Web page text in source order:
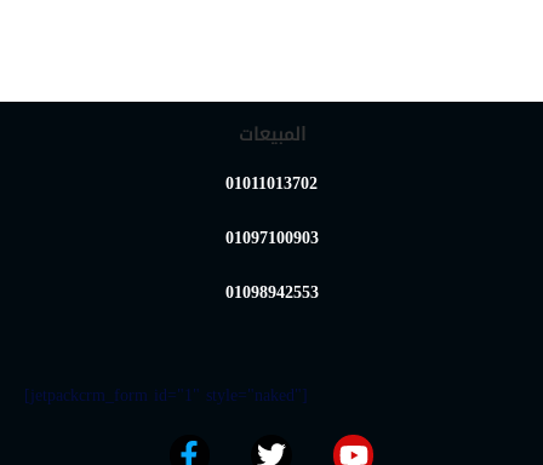
المبيعات
01011013702
01097100903
01098942553
[jetpackcrm_form id="1" style="naked"]